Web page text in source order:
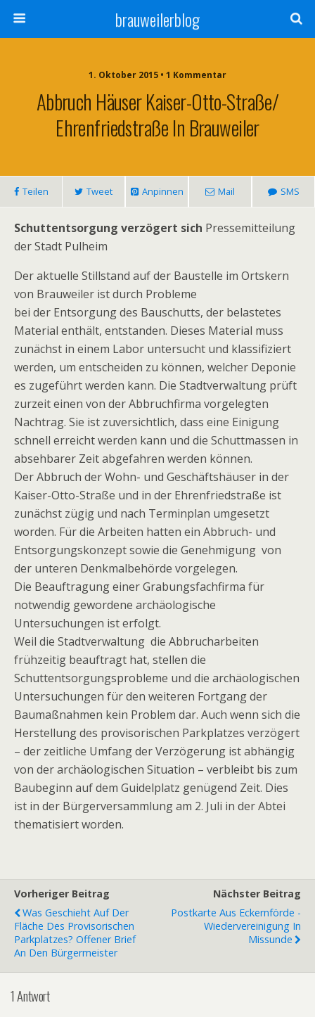
brauweilerblog
1. Oktober 2015 • 1 Kommentar
Abbruch Häuser Kaiser-Otto-Straße/
Ehrenfriedstraße In Brauweiler
Teilen Tweet Anpinnen Mail SMS
Schuttentsorgung verzögert sich Pressemitteilung
der Stadt Pulheim
Der aktuelle Stillstand auf der Baustelle im Ortskern
von Brauweiler ist durch Probleme
bei der Entsorgung des Bauschutts, der belastetes
Material enthält, entstanden. Dieses Material muss
zunächst in einem Labor untersucht und klassifiziert
werden, um entscheiden zu können, welcher Deponie
es zugeführt werden kann. Die Stadtverwaltung prüft
zurzeit einen von der Abbruchfirma vorgelegten
Nachtrag. Sie ist zuversichtlich, dass eine Einigung
schnell erreicht werden kann und die Schuttmassen in
absehbarer Zeit abgefahren werden können.
Der Abbruch der Wohn- und Geschäftshäuser in der
Kaiser-Otto-Straße und in der Ehrenfriedstraße ist
zunächst zügig und nach Terminplan umgesetzt
worden. Für die Arbeiten hatten ein Abbruch- und
Entsorgungskonzept sowie die Genehmigung von
der unteren Denkmalbehörde vorgelegen.
Die Beauftragung einer Grabungsfachfirma für
notwendig gewordene archäologische
Untersuchungen ist erfolgt.
Weil die Stadtverwaltung die Abbrucharbeiten
frühzeitig beauftragt hat, stellen die
Schuttentsorgungsprobleme und die archäologischen
Untersuchungen für den weiteren Fortgang der
Baumaßnahmen kein Problem dar. Auch wenn sich die
Herstellung des provisorischen Parkplatzes verzögert
– der zeitliche Umfang der Verzögerung ist abhängig
von der archäologischen Situation – verbleibt bis zum
Baubeginn auf dem Guidelplatz genügend Zeit. Dies
ist in der Bürgerversammlung am 2. Juli in der Abtei
thematisiert worden.
Vorheriger Beitrag
Was Geschieht Auf Der
Fläche Des Provisorischen
Parkplatzes? Offener Brief
An Den Bürgermeister
Nächster Beitrag
Postkarte Aus Eckernförde -
Wiedervereinigung In
Missunde
1 Antwort